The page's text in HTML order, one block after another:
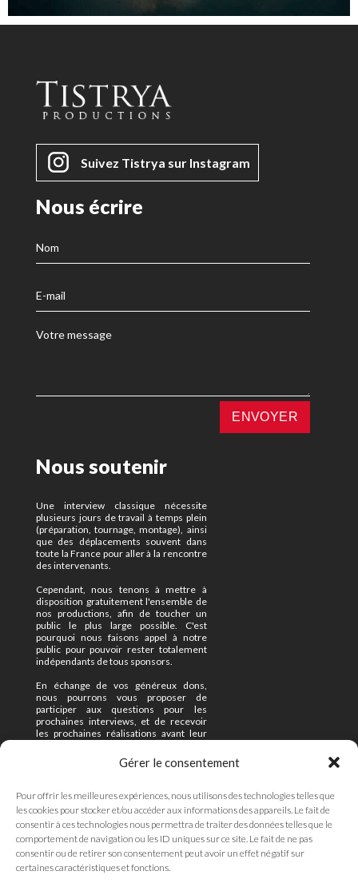
Gérer le consentement
Pour offrir les meilleures expériences, nous utilisons des technologies telles que
les cookies pour stocker et/ou accéder aux informations des appareils. Le fait de
consentir à ces technologies nous permettra de traiter des données telles que le
comportement de navigation ou les ID uniques sur ce site. Le fait de ne pas
consentir ou de retirer son consentement peut avoir un effet négatif sur
certaines caractéristiques et fonctions.
Suivez Tistrya sur Instagram
Nous écrire
Nous soutenir
Une interview classique nécessite
plusieurs jours de travail à temps plein
(préparation, tournage, montage), ainsi
que des déplacements souvent dans
toute la France pour aller à la rencontre
des intervenants.
Cependant, nous tenons à mettre à
disposition gratuitement l'ensemble de
nos productions, afin de toucher un
public le plus large possible. C'est
pourquoi nous faisons appel à notre
public pour pouvoir rester totalement
indépendants de tous sponsors.
En échange de vos généreux dons,
nous pourrons vous proposer de
participer aux questions pour les
prochaines interviews, et de recevoir
les prochaines réalisations avant leur
Enfin, nous sommes à l'écoute de
de projets.
N'hésitez pas à nous contacter
(formulaire ci-contre).
A bientôt et merci pour vos nombreux
témoignages de soutien !